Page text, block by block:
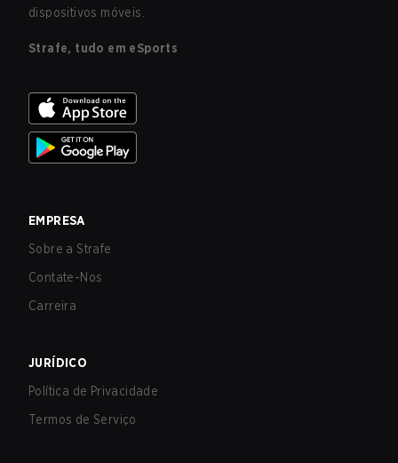
dispositivos móveis.
Strafe, tudo em eSports
EMPRESA
Sobre a Strafe
Contate-Nos
Carreira
JURÍDICO
Política de Privacidade
Termos de Serviço